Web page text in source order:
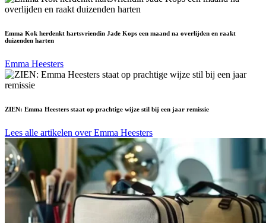
Emma Kok herdenkt hartsvriendin Jade Kops een maand na overlijden en raakt
duizenden harten
Emma Heesters
ZIEN: Emma Heesters staat op prachtige wijze stil bij een jaar remissie
Lees alle artikelen over Emma Heesters